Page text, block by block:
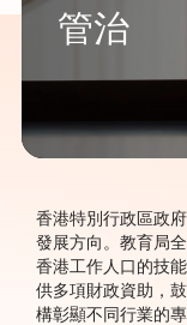
管治
香港特別行政區政
發展方向。 教育局
香港工作人口的技
供多項財政資助，
構彰顯不同行業的